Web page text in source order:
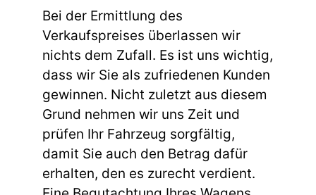
Bei der Ermittlung des
Verkaufspreises überlassen wir
nichts dem Zufall. Es ist uns wichtig,
dass wir Sie als zufriedenen Kunden
gewinnen. Nicht zuletzt aus diesem
Grund nehmen wir uns Zeit und
prüfen Ihr Fahrzeug sorgfältig,
damit Sie auch den Betrag dafür
erhalten, den es zurecht verdient.